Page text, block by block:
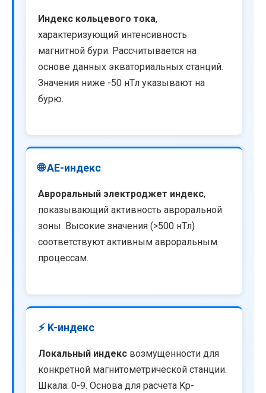
Индекс кольцевого тока,
характеризующий интенсивность
магнитной бури. Рассчитывается на
основе данных экваториальных станций.
Значения ниже -50 нТл указывают на
бурю.
🌐 AE-индекс
Авроральный электроджет индекс,
показывающий активность авроральной
зоны. Высокие значения (>500 нТл)
соответствуют активным авроральным
процессам.
⚡ K-индекс
Локальный индекс возмущенности для
конкретной магнитометрической станции.
Шкала: 0-9. Основа для расчета Kp-